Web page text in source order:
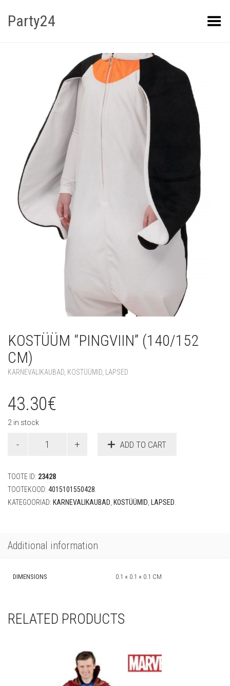
Party24 Kuva menüü
KOSTÜÜM “PINGVIIN” (140/152
CM)
KARNEVALIKAUBAD KOSTÜÜMID LAPSED
43.30€
2 in stock
"Pingviin"
quantity
ADD TO CART
TOOTE ID: 23428
TOOTEKOOD: 4015101550428
KATEGOORIAD: KARNEVALIKAUBAD KOSTÜÜMID LAPSED
Additional information
DIMENSIONS 0.1 × 0.1 × 0.1 CM
RELATED PRODUCTS